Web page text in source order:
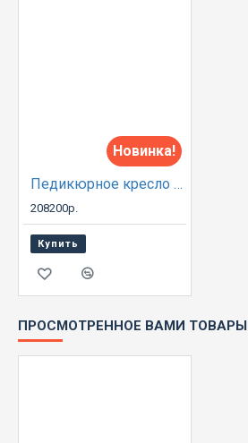
Новинка!
Педикюрное кресло Р45
208200р.
Купить
ПРОСМОТРЕННОЕ ВАМИ ТОВАРЫ